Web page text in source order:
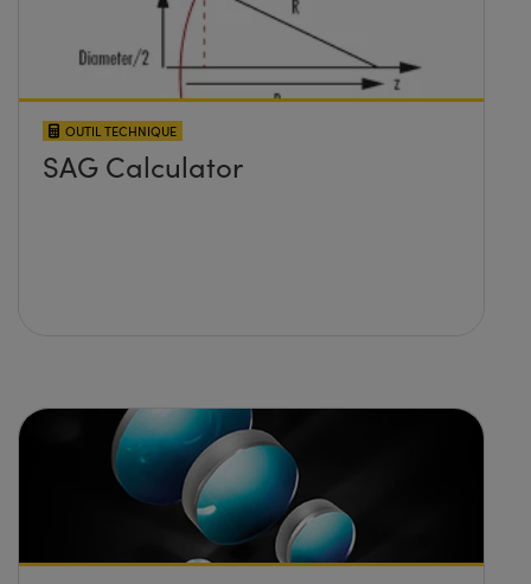
OUTIL TECHNIQUE
SAG Calculator